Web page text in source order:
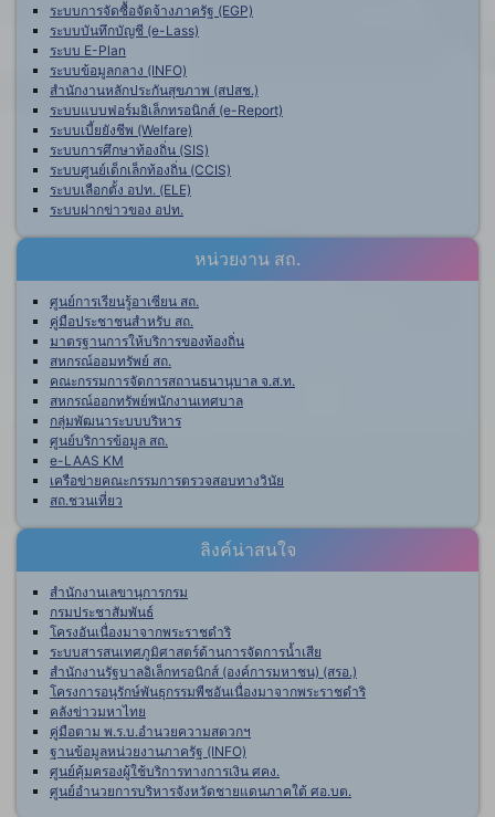
ระบบการจัดซื้อจัดจ้างภาครัฐ (EGP)
ระบบบันทึกบัญชี (e-Lass)
ระบบ E-Plan
ระบบข้อมูลกลาง (INFO)
สำนักงานหลักประกันสุขภาพ (สปสช.)
ระบบแบบฟอร์มอิเล็กทรอนิกส์ (e-Report)
ระบบเบี้ยยังชีพ (Welfare)
ระบบการศึกษาท้องถิ่น (SIS)
ระบบศูนย์เด็กเล็กท้องถิ่น (CCIS)
ระบบเลือกตั้ง อปท. (ELE)
ระบบฝากข่าวของ อปท.
หน่วยงาน สถ.
ศูนย์การเรียนรู้อาเซียน สถ.
คู่มือประชาชนสำหรับ สถ.
มาตรฐานการให้บริการของท้องถิ่น
สหกรณ์ออมทรัพย์ สถ.
คณะกรรมการจัดการสถานธนานุบาล จ.ส.ท.
สหกรณ์ออกทรัพย์พนักงานเทศบาล
กลุ่มพัฒนาระบบบริหาร
ศูนย์บริการข้อมูล สถ.
e-LAAS KM
เครือข่ายคณะกรรมการตรวจสอบทางวินัย
สถ.ชวนเที่ยว
ลิงค์น่าสนใจ
สำนักงานเลขานุการกรม
กรมประชาสัมพันธ์
โครงอันเนื่องมาจากพระราชดำริ
ระบบสารสนเทศภูมิศาสตร์ด้านการจัดการน้ำเสีย
สำนักงานรัฐบาลอิเล็กทรอนิกส์ (องค์การมหาชน) (สรอ.)
โครงการอนุรักษ์พันธุกรรมพืชอันเนื่องมาจากพระราชดำริ
คลังข่าวมหาไทย
คู่มือตาม พ.ร.บ.อำนวยความสดวกฯ
ฐานข้อมูลหน่วยงานภาครัฐ (INFO)
ศูนย์คุ้มครองผู้ใช้บริการทางการเงิน ศคง.
ศูนย์อำนวยการบริหารจังหวัดชายแดนภาคใต้ ศอ.บต.